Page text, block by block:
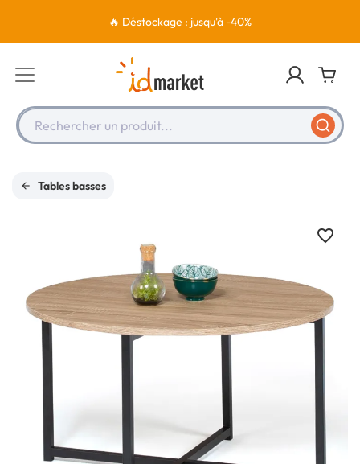
🔥 Déstockage : jusqu'à -40%
Rechercher un produit...
Tables basses
favorite_border